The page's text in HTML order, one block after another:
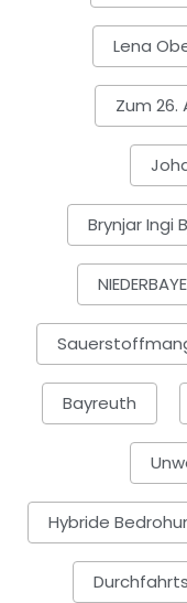
Lena
Zum 26.
Brynjar Ingi
Bayreuth
Hybride